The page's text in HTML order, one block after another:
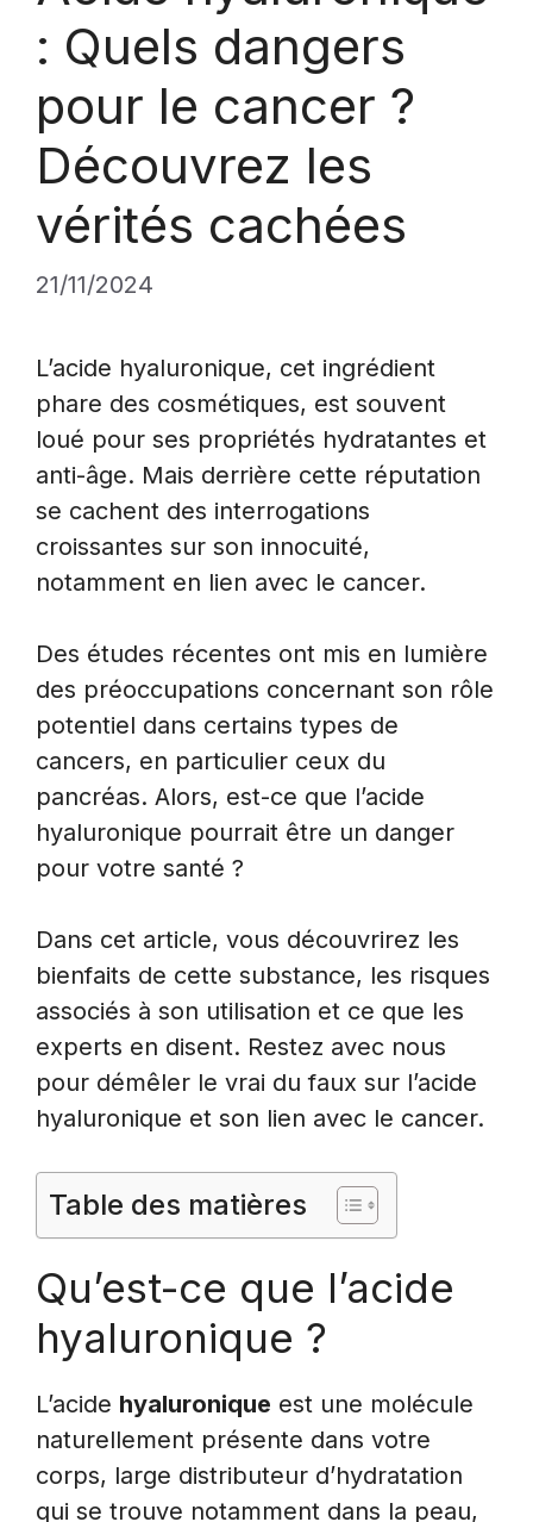
: Quels dangers
pour le cancer ?
Découvrez les
vérités cachées
21/11/2024
L’acide hyaluronique, cet ingrédient
phare des cosmétiques, est souvent
loué pour ses propriétés hydratantes et
anti-âge. Mais derrière cette réputation
se cachent des interrogations
croissantes sur son innocuité,
notamment en lien avec le cancer.
Des études récentes ont mis en lumière
des préoccupations concernant son rôle
potentiel dans certains types de
cancers, en particulier ceux du
pancréas. Alors, est-ce que l’acide
hyaluronique pourrait être un danger
pour votre santé ?
Dans cet article, vous découvrirez les
bienfaits de cette substance, les risques
associés à son utilisation et ce que les
experts en disent. Restez avec nous
pour démêler le vrai du faux sur l’acide
hyaluronique et son lien avec le cancer.
Table des matières
Qu’est-ce que l’acide
hyaluronique ?
L’acide hyaluronique est une molécule
naturellement présente dans votre
corps, large distributeur d’hydratation
qui se trouve notamment dans la peau,